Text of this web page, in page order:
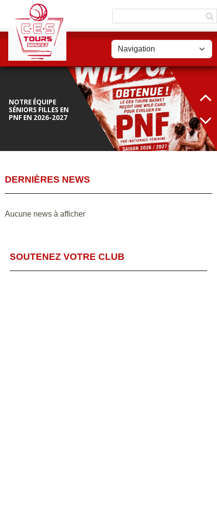
NOS U13 FILLES 1
CHAMPIONNES
RÉGIONALES
DIVISION 2...
NOTRE ÉQUIPE
SÉNIORS FILLES EN
PNF EN 2026-2027
PARTENAIRES DU CES
METTEZ VOUS AUX
DERNIÈRES NEWS
Aucune news à afficher
SOUTENEZ VOTRE CLUB
Panneau de gestion des cookies